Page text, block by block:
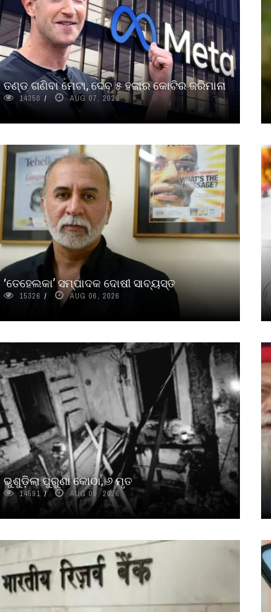
ତଣ୍ଡ ଗଣିବା ମେଟା, ଦେବ ୫ ହଜାର କୋଟିର ଜରିମାନା
14350 AUG 07, 2026
‘ତେହେଲକା’ ସମ୍ପାଦକ ଦୋଷୀ ସାବ୍ୟସ୍ତ
15326 AUG 06, 2026
ଭୁଶୁଡ଼ିଲା ପୁରୁଣା କୋଠା, ୬ ମୃତ
14591 AUG 06, 2026